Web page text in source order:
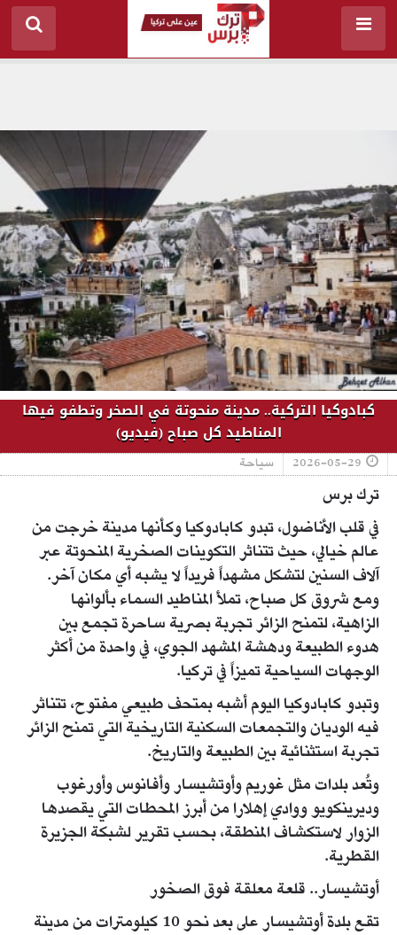
كبادوكيا التركية.. مدينة منحوتة في الصخر وتطفو فيها
المناطيد كل صباح (فيديو)
2026-05-29 سياحة
ترك برس
في قلب الأناضول، تبدو كابادوكيا وكأنها مدينة خرجت من
عالم خيالي، حيث تتناثر التكوينات الصخرية المنحوتة عبر
آلاف السنين لتشكل مشهداً فريداً لا يشبه أي مكان آخر.
ومع شروق كل صباح، تملأ المناطيد السماء بألوانها
الزاهية، لتمنح الزائر تجربة بصرية ساحرة تجمع بين
هدوء الطبيعة ودهشة المشهد الجوي، في واحدة من أكثر
الوجهات السياحية تميزاً في تركيا.
وتبدو كابادوكيا اليوم أشبه بمتحف طبيعي مفتوح، تتناثر
فيه الوديان والتجمعات السكنية التاريخية التي تمنح الزائر
تجربة استثنائية بين الطبيعة والتاريخ.
وتُعد بلدات مثل غوريم وأوتشيسار وأفانوس وأورغوب
وديرينكويو ووادي إهلارا من أبرز المحطات التي يقصدها
الزوار لاستكشاف المنطقة، بحسب تقرير لشبكة الجزيرة
القطرية.
أوتشيسار.. قلعة معلقة فوق الصخور
تقع بلدة أوتشيسار على بعد نحو 10 كيلومترات من مدينة